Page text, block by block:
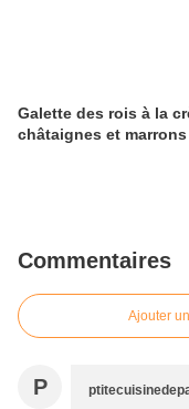
Galette des rois à la
châtaignes et
Commentaires
Ajouter
P